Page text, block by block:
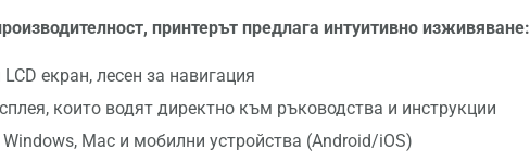
принтерът предлага интуитивно изживяване:
екран, лесен за навигация
които водят директно към ръководства и инструкции
Mac и мобилни устройства (Android/iOS)